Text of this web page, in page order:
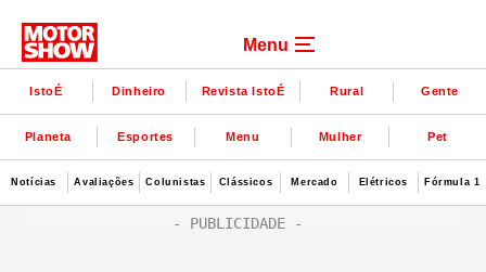
Menu
IstoÉ Dinheiro Revista IstoÉ Rural Gente
Planeta Esportes Menu Mulher Pet
Notícias Avaliações Colunistas Clássicos Mercado Elétricos Fórmula 1